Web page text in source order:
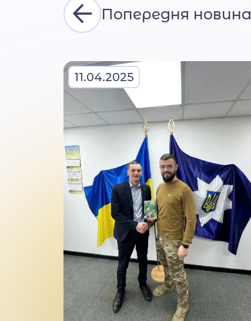
Попередня новина
11.04.2025